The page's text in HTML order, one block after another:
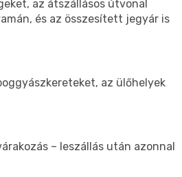
az átszállásos útvonal
és az összesített jegyár is
az ülőhelyek
– leszállás után azonnal